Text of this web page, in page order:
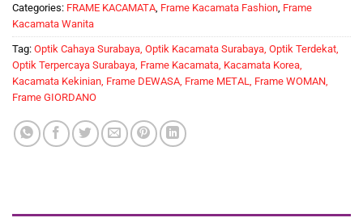
Categories: FRAME KACAMATA Frame Kacamata Fashion Frame
Kacamata Wanita
Tag: Optik Cahaya Surabaya, Optik Kacamata Surabaya, Optik Terdekat,
Optik Terpercaya Surabaya, Frame Kacamata, Kacamata Korea,
Kacamata Kekinian, Frame DEWASA, Frame METAL, Frame WOMAN,
Frame GIORDANO